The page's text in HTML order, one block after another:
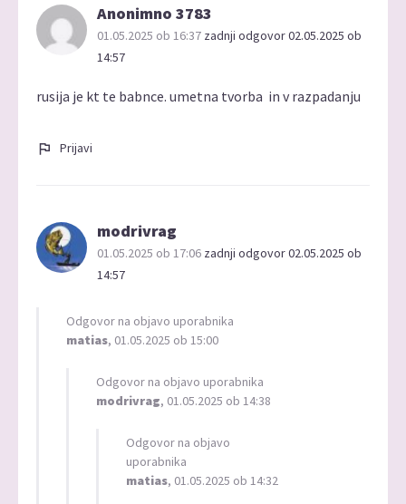
Anonimno 3783
01.05.2025 ob 16:37 zadnji odgovor 02.05.2025 ob
14:57
rusija je kt te babnce. umetna tvorba in v razpadanju
Prijavi
modrivrag
01.05.2025 ob 17:06 zadnji odgovor 02.05.2025 ob
14:57
Odgovor na objavo uporabnika
matias, 01.05.2025 ob 15:00
Odgovor na objavo uporabnika
modrivrag, 01.05.2025 ob 14:38
Odgovor na objavo
uporabnika
matias, 01.05.2025 ob 14:32